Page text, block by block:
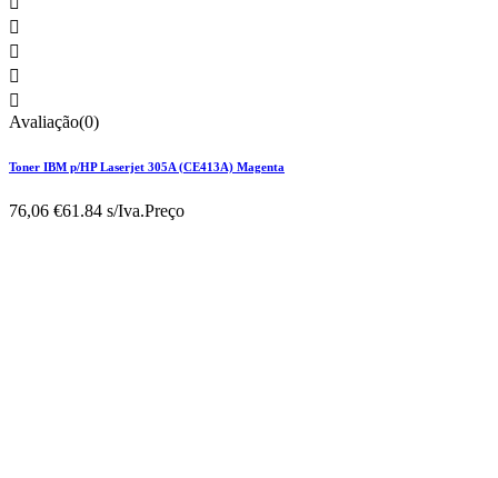




Avaliação(0)
Toner IBM p/HP Laserjet 305A (CE413A) Magenta
76,06 €61.84 s/Iva.Preço